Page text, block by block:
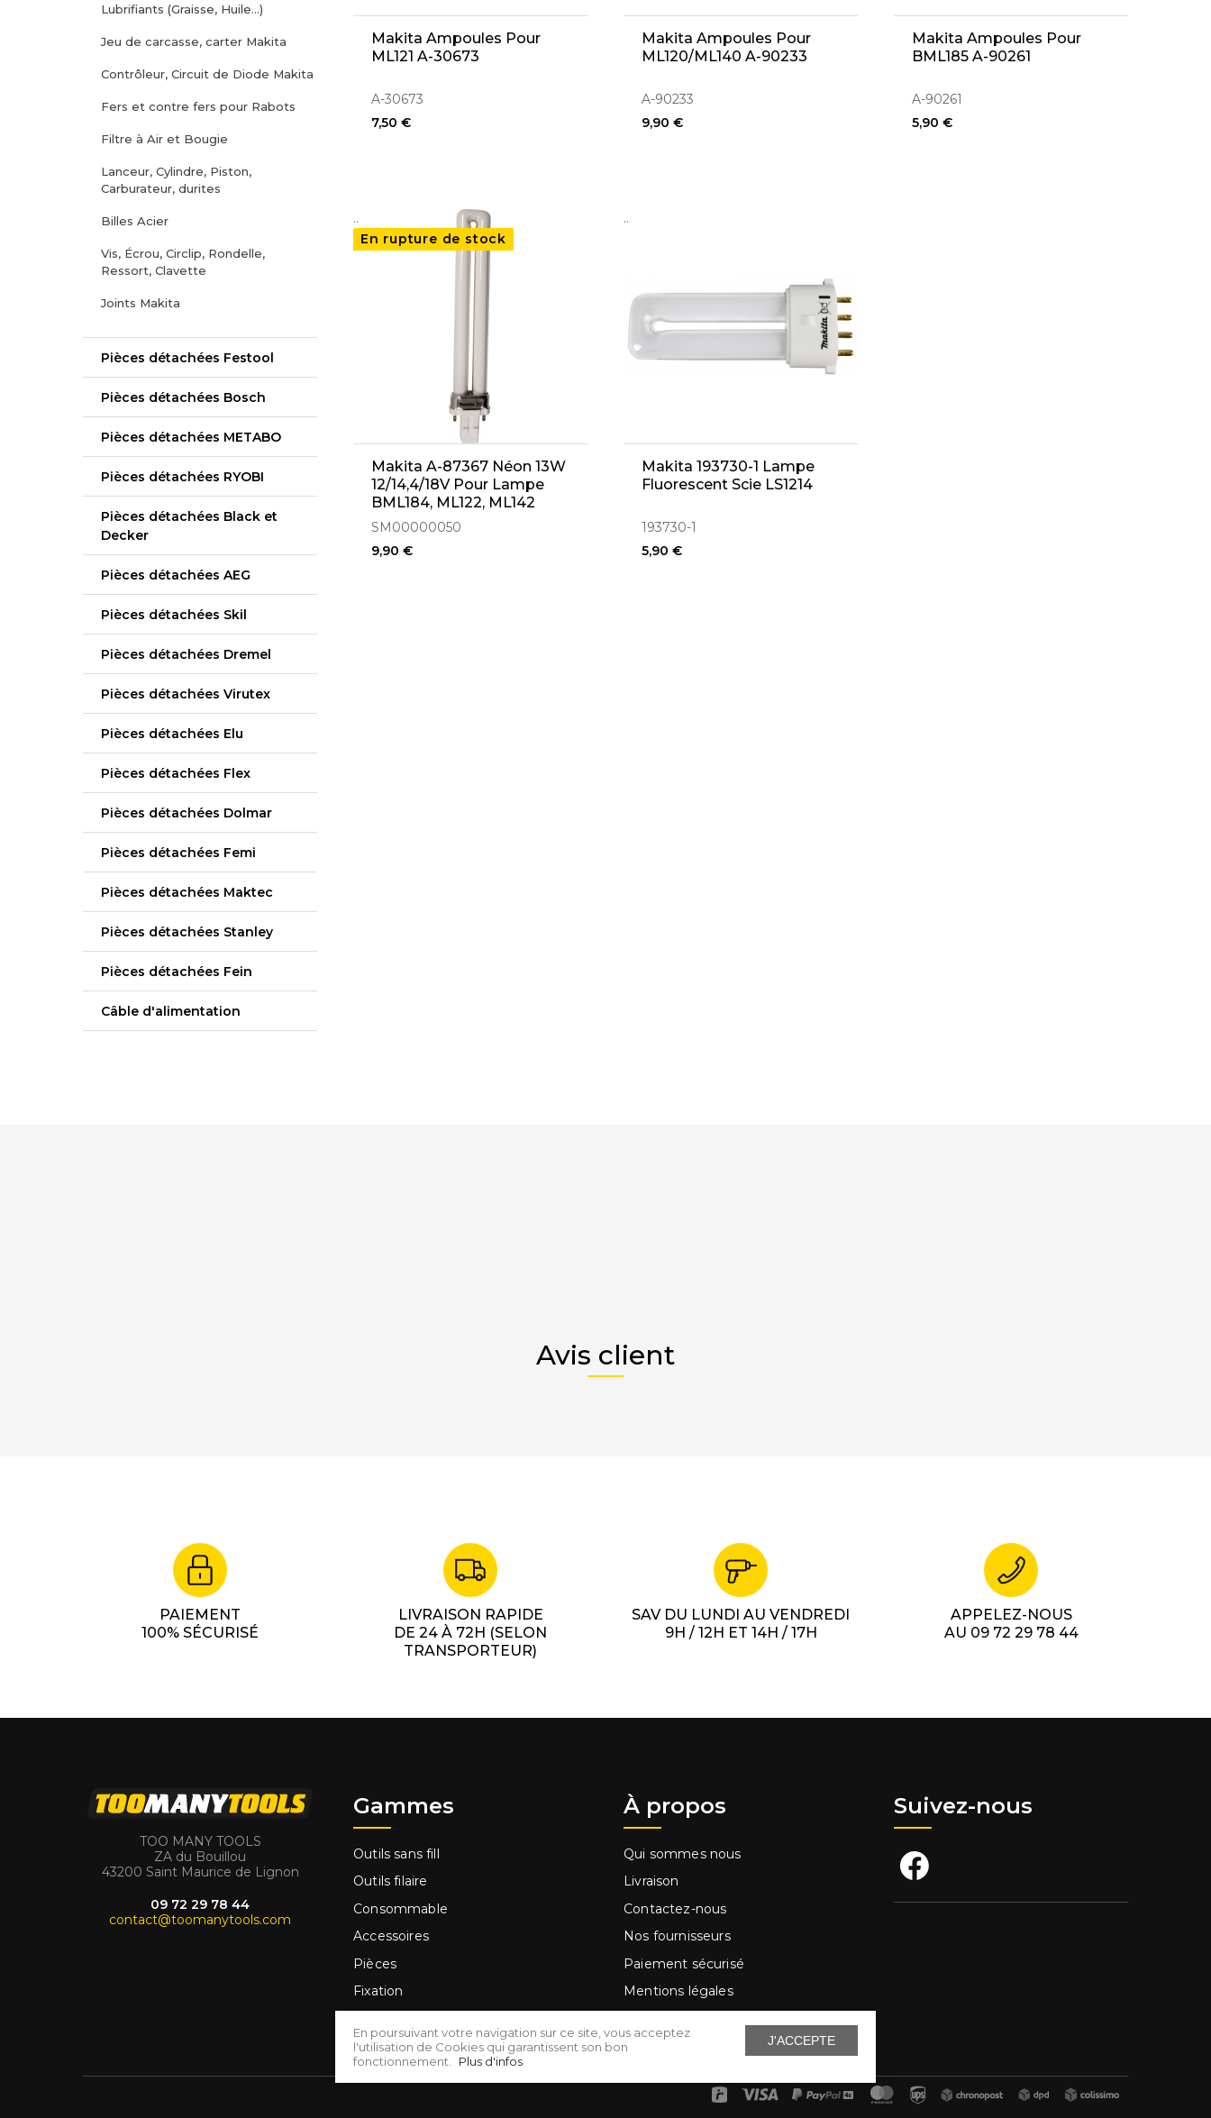
J'ACCEPTE
En poursuivant votre navigation sur ce site, vous acceptez
l'utilisation de Cookies qui garantissent son bon
fonctionnement.
Plus d'infos
Lubrifiants (Graisse, Huile...)
Jeu de carcasse, carter Makita
Contrôleur, Circuit de Diode Makita
Fers et contre fers pour Rabots
Filtre à Air et Bougie
Lanceur, Cylindre, Piston,
Carburateur, durites
Billes Acier
Vis, Écrou, Circlip, Rondelle,
Ressort, Clavette
Joints Makita
Pièces détachées Festool
Pièces détachées Bosch
Pièces détachées METABO
Pièces détachées RYOBI
Pièces détachées Black et
Decker
Pièces détachées AEG
Pièces détachées Skil
Pièces détachées Dremel
Pièces détachées Virutex
Pièces détachées Elu
Pièces détachées Flex
Pièces détachées Dolmar
Pièces détachées Femi
Pièces détachées Maktec
Pièces détachées Stanley
Pièces détachées Fein
Câble d'alimentation
Makita Ampoules Pour
ML121 A-30673
A-30673
7,50 €
Makita Ampoules Pour
ML120/ML140 A-90233
A-90233
9,90 €
Makita Ampoules Pour
BML185 A-90261
A-90261
5,90 €
..
En rupture de stock
Makita A-87367 Néon 13W
12/14,4/18V Pour Lampe
BML184, ML122, ML142
SM00000050
9,90 €
..
Makita 193730-1 Lampe
Fluorescent Scie LS1214
193730-1
5,90 €
Avis client
PAIEMENT
100% SÉCURISÉ
LIVRAISON RAPIDE
DE 24 À 72H (SELON
TRANSPORTEUR)
SAV DU LUNDI AU VENDREDI
9H / 12H ET 14H / 17H
APPELEZ-NOUS
AU 09 72 29 78 44
TOO MANY TOOLS
ZA du Bouillou
43200 Saint Maurice de Lignon
09 72 29 78 44
contact@toomanytools.com
Gammes
Outils sans fill
Outils filaire
Consommable
Accessoires
Pièces
Fixation
Promos
À propos
Qui sommes nous
Livraison
Contactez-nous
Nos fournisseurs
Paiement sécurisé
Mentions légales
Cartes cadeaux
Suivez-nous